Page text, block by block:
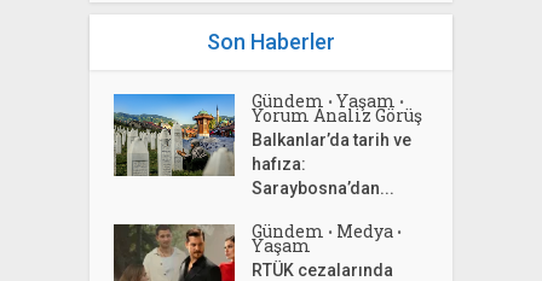
Son Haberler
Gündem • Yaşam •
Yorum Analiz Görüş
Balkanlar’da tarih ve
hafıza:
Saraybosna’dan...
Gündem • Medya •
Yaşam
RTÜK cezalarında